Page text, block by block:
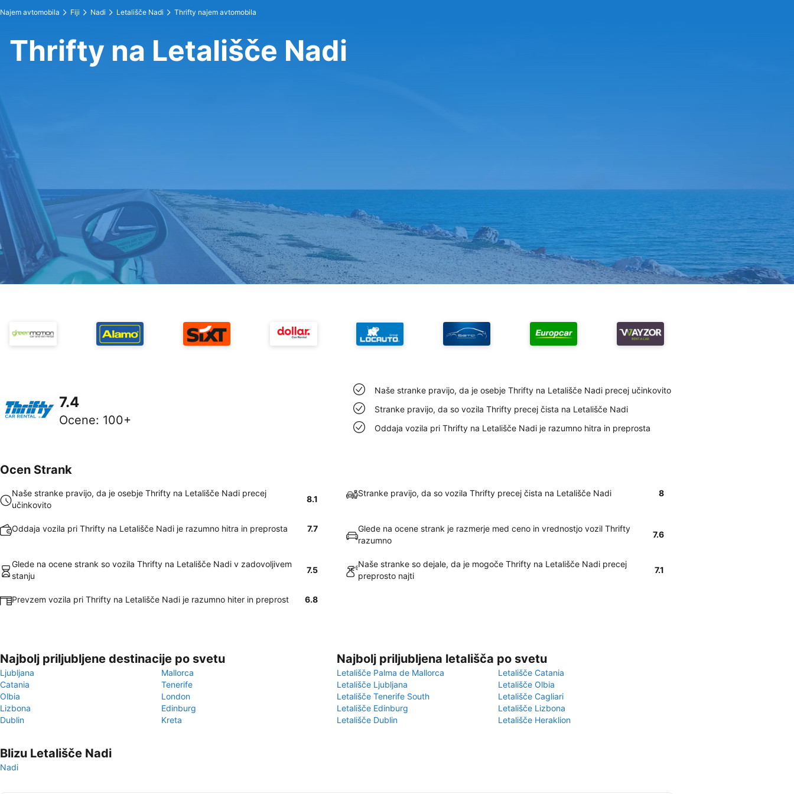
Najem avtomobila Fiji Nadi Letališče Nadi Thrifty najem avtomobila
Thrifty na Letališče Nadi
7.4
Ocene: 100+
Naše stranke pravijo, da je osebje Thrifty na Letališče Nadi precej učinkovito
Stranke pravijo, da so vozila Thrifty precej čista na Letališče Nadi
Oddaja vozila pri Thrifty na Letališče Nadi je razumno hitra in preprosta
Ocen Strank
Naše stranke pravijo, da je osebje Thrifty na Letališče Nadi precej
učinkovito
8.1
Stranke pravijo, da so vozila Thrifty precej čista na Letališče Nadi 8
Oddaja vozila pri Thrifty na Letališče Nadi je razumno hitra in preprosta 7.7
Glede na ocene strank je razmerje med ceno in vrednostjo vozil Thrifty
razumno
7.6
Glede na ocene strank so vozila Thrifty na Letališče Nadi v zadovoljivem
stanju
7.5
Naše stranke so dejale, da je mogoče Thrifty na Letališče Nadi precej
preprosto najti
7.1
Prevzem vozila pri Thrifty na Letališče Nadi je razumno hiter in preprost 6.8
Najbolj priljubljene destinacije po svetu
Ljubljana
Mallorca
Catania
Tenerife
Olbia
London
Lizbona
Edinburg
Dublin
Kreta
Najbolj priljubljena letališča po svetu
Letališče Palma de Mallorca
Letališče Catania
Letališče Ljubljana
Letališče Olbia
Letališče Tenerife South
Letališče Cagliari
Letališče Edinburg
Letališče Lizbona
Letališče Dublin
Letališče Heraklion
Blizu Letališče Nadi
Nadi